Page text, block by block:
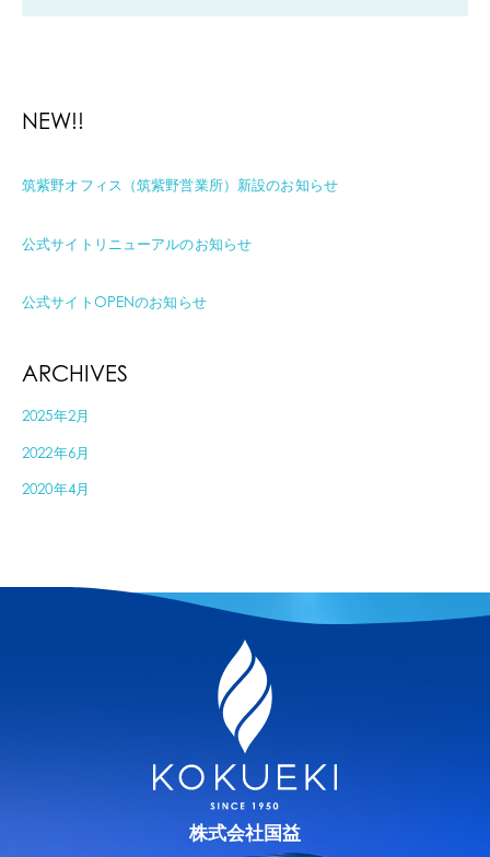
NEW!!
筑紫野オフィス（筑紫野営業所）新設のお知らせ
公式サイトリニューアルのお知らせ
公式サイトOPENのお知らせ
ARCHIVES
2025年2月
2022年6月
2020年4月
株式会社国益